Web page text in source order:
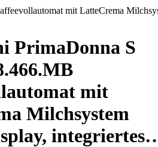
mit LatteCrema
PrimaDonna S
mit
Milchsystem